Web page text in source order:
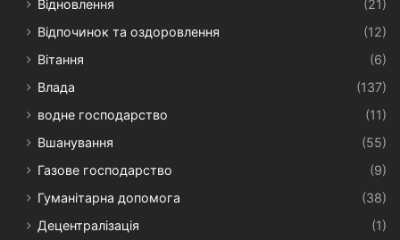
Відновлення
(21)
Відпочинок та оздоровлення
(12)
Вітання
(6)
Влада
(137)
водне господарство
(11)
Вшанування
(55)
Газове господарство
(9)
Гуманітарна допомога
(38)
Децентралізація
(1)